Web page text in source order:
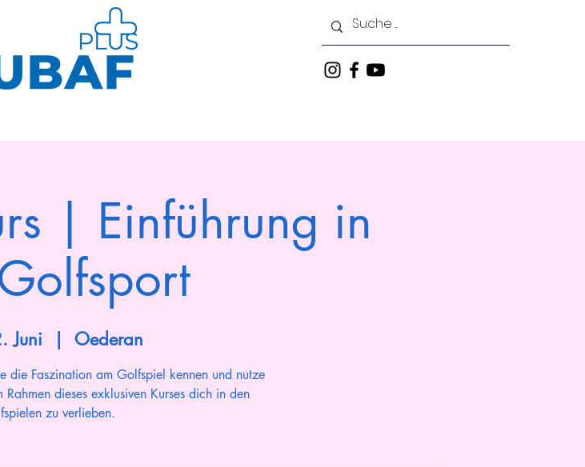
| Einführung in
Juni Oederan
die Faszination am Golfspiel kennen und nutze
dieses exklusiven Kurses dich in den
zu verlieben.